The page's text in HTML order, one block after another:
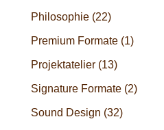
Philosophie(22)
Premium Formate(1)
Projektatelier(13)
Signature Formate(2)
Sound Design (32)